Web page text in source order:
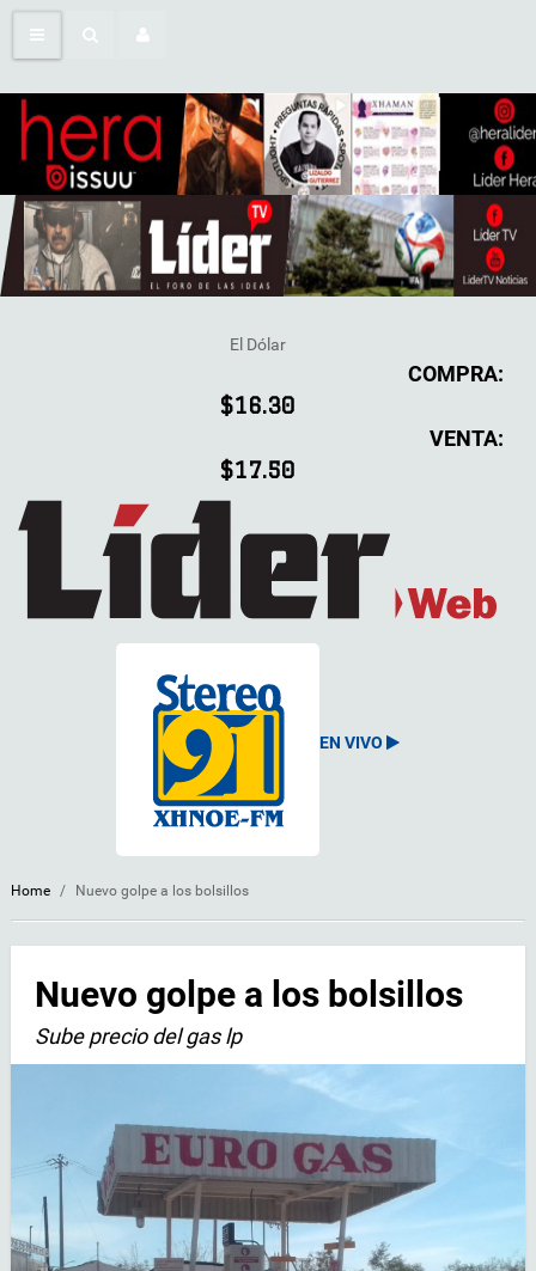
El Dólar
COMPRA:
$16.30
VENTA:
$17.50
EN VIVO
Home / Nuevo golpe a los bolsillos
Nuevo golpe a los bolsillos
Sube precio del gas lp